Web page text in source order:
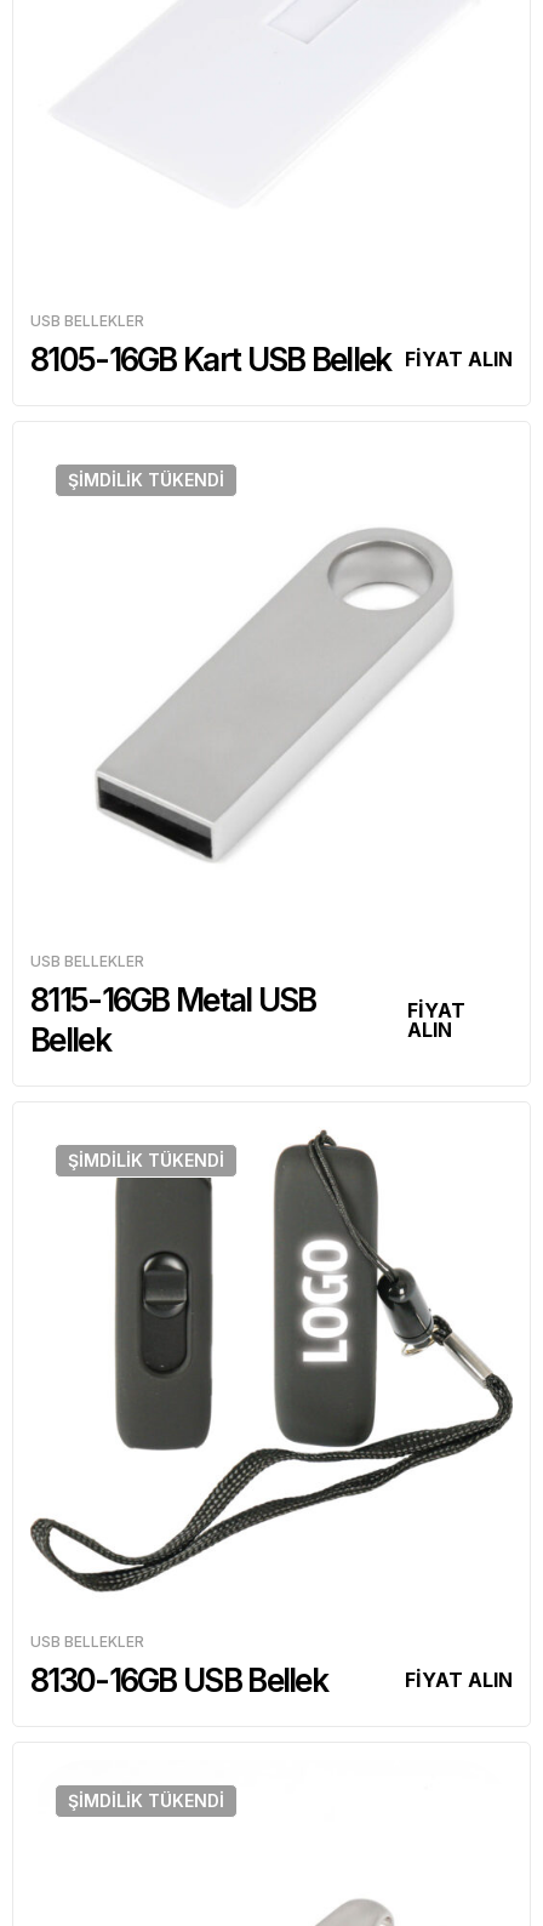
USB BELLEKLER
8105-16GB Kart USB Bellek FİYAT ALIN
ŞIMDILIK TÜKENDI
USB BELLEKLER
8115-16GB Metal USB
Bellek
FİYAT
ALIN
ŞIMDILIK TÜKENDI
USB BELLEKLER
8130-16GB USB Bellek FİYAT ALIN
ŞIMDILIK TÜKENDI